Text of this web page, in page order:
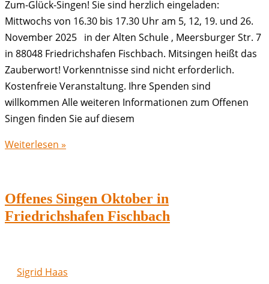
Zum-Glück-Singen! Sie sind herzlich eingeladen:
Mittwochs von 16.30 bis 17.30 Uhr am 5, 12, 19. und 26.
November 2025 in der Alten Schule , Meersburger Str. 7
in 88048 Friedrichshafen Fischbach. Mitsingen heißt das
Zauberwort! Vorkenntnisse sind nicht erforderlich.
Kostenfreie Veranstaltung. Ihre Spenden sind
willkommen Alle weiteren Informationen zum Offenen
Singen finden Sie auf diesem
Offenes
in
Friedrichshafen
Fischbach
Weiterlesen »
Offenes Singen Oktober in
Friedrichshafen Fischbach
Sigrid Haas